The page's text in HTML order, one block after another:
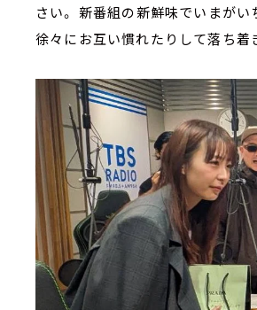
さい。 新番組の新鮮味でいまが
徐々にお互い慣れたりして落ち着